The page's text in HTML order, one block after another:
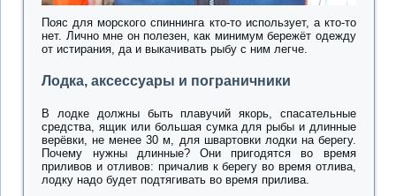
Пояс для морского спиннинга кто-то использует, а кто-то
нет. Лично мне он полезен, как минимум бережёт одежду
от истирания, да и выкачивать рыбу с ним легче.
Лодка, аксессуары и пограничники
В лодке должны быть плавучий якорь, спасательные
средства, ящик или большая сумка для рыбы и длинные
верёвки, не менее 30 м, для швартовки лодки на берегу.
Почему нужны длинные? Они пригодятся во время
приливов и отливов: причалив к берегу во время отлива,
лодку надо будет подтягивать во время прилива.